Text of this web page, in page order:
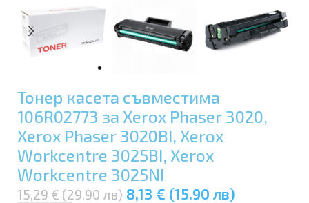
Тонер касета съвместима
106R02773 за Xerox Phaser 3020,
Xerox Phaser 3020BI, Xerox
Workcentre 3025BI, Xerox
Workcentre 3025NI
15,29 € (29.90 лв) 8,13 € (15.90 лв)